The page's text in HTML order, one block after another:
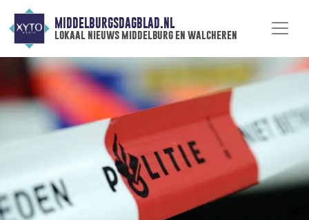
MIDDELBURGSDAGBLAD.NL
lokaal nieuws middelburg en walcheren